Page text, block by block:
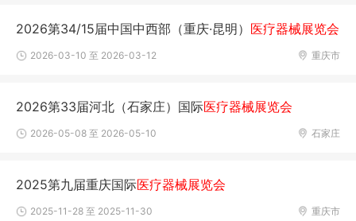
2026第34/15届中国中西部（重庆·昆明） 医疗器械展览会
重庆市
2026-03-10 至 2026-03-12
2026第33届河北（石家庄）国际医疗器械展览会
石家庄
2026-05-08 至 2026-05-10
2025第九届重庆国际医疗器械展览会
重庆市
2025-11-28 至 2025-11-30